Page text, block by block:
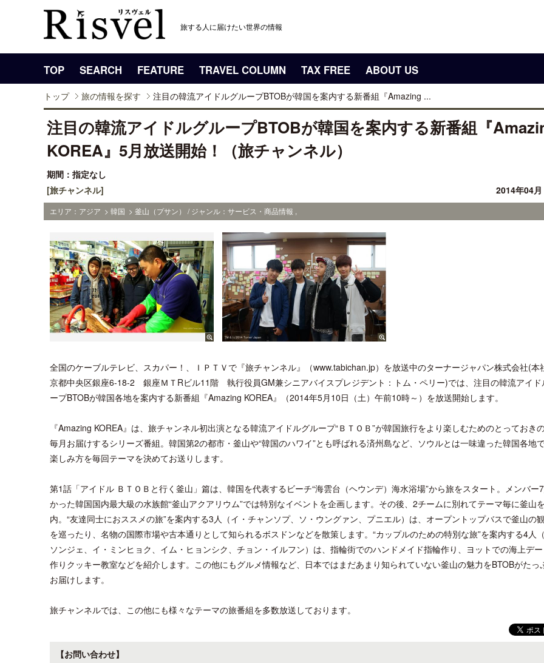
旅する人に届けたい世界の情報
TOP SEARCH FEATURE TRAVEL COLUMN TAX FREE ABOUT US
トップ 旅の情報を探す 注目の韓流アイドルグループBTOBが韓国を案内する新番組『Amazing ...
注目の韓流アイドルグループBTOBが韓国を案内する新番組『
KOREA』5月放送開始！（旅チャンネル）
期間：指定なし
[旅チャンネル]
2014年04
エリア：アジア > 韓国 > 釜山（プサン） / ジャンル：サービス・商品情報 ,
全国のケーブルテレビ、スカパー！、ＩＰＴＶで『旅チャンネル』（www.tabichan.jp）を放送中のターナージャパン株式会社(本
京都中央区銀座6-18-2 銀座ＭＴRビル11階 執行役員GM兼シニアバイスプレジデント：トム・ペリー)では、注目の韓流アイド
ープBTOBが韓国各地を案内する新番組『Amazing KOREA』（2014年5月10日（土）午前10時～）を放送開始します。
『Amazing KOREA』は、旅チャンネル初出演となる韓流アイドルグループ“ＢＴＯＢ”が韓国旅行をより楽しむためのとっておき
毎月お届けするシリーズ番組。韓国第2の都市・釜山や“韓国のハワイ”とも呼ばれる済州島など、ソウルとは一味違った韓国各地
楽しみ方を毎回テーマを決めてお送りします。
第1話「アイドル ＢＴＯＢと行く釜山」篇は、韓国を代表するビーチ“海雲台（ヘウンデ）海水浴場”から旅をスタート。メンバー
かった韓国国内最大級の水族館“釜山アクアリウム”では特別なイベントを企画します。その後、2チームに別れてテーマ毎に釜山
内。“友達同士におススメの旅”を案内する3人（イ・チャンソプ、ソ・ウングァン、プニエル）は、オープントップバスで釜山の
を巡ったり、名物の国際市場や古本通りとして知られるボスドンなどを散策します。“カップルのための特別な旅”を案内する4人
ソンジェ、イ・ミンヒョク、イム・ヒョンシク、チョン・イルフン）は、指輪街でのハンドメイド指輪作り、ヨットでの海上デ
作りクッキー教室などを紹介します。この他にもグルメ情報など、日本ではまだあまり知られていない釜山の魅力をBTOBがたっ
お届けします。
旅チャンネルでは、この他にも様々なテーマの旅番組を多数放送しております。
【お問い合わせ】
クアロア・ランチ、新予約